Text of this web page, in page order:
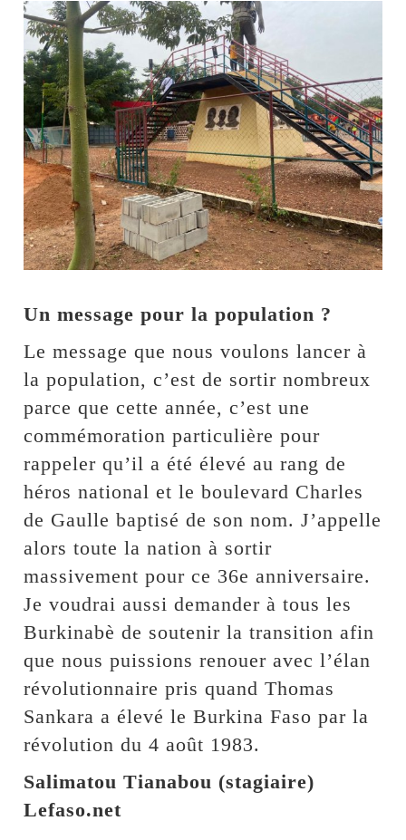
Un message pour la population ?
Le message que nous voulons lancer à
la population, c’est de sortir nombreux
parce que cette année, c’est une
commémoration particulière pour
rappeler qu’il a été élevé au rang de
héros national et le boulevard Charles
de Gaulle baptisé de son nom. J’appelle
alors toute la nation à sortir
massivement pour ce 36e anniversaire.
Je voudrai aussi demander à tous les
Burkinabè de soutenir la transition afin
que nous puissions renouer avec l’élan
révolutionnaire pris quand Thomas
Sankara a élevé le Burkina Faso par la
révolution du 4 août 1983.
Salimatou Tianabou (stagiaire)
Lefaso.net